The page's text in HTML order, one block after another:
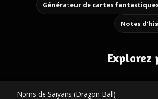
Générateur de cartes
Explorez
Noms de Saiyans (Dragon Ball)